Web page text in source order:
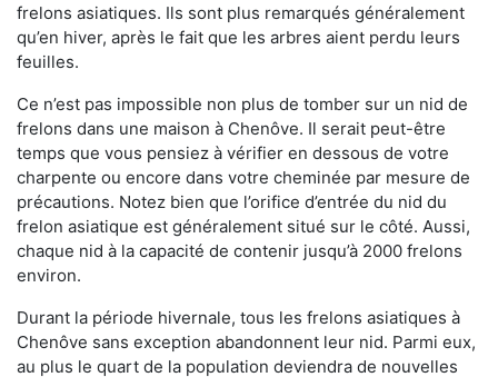
frelons asiatiques. Ils sont plus remarqués généralement
qu’en hiver, après le fait que les arbres aient perdu leurs
feuilles.
Ce n’est pas impossible non plus de tomber sur un nid de
frelons dans une maison à Chenôve. Il serait peut-être
temps que vous pensiez à vérifier en dessous de votre
charpente ou encore dans votre cheminée par mesure de
précautions. Notez bien que l’orifice d’entrée du nid du
frelon asiatique est généralement situé sur le côté. Aussi,
chaque nid à la capacité de contenir jusqu’à 2000 frelons
environ.
Durant la période hivernale, tous les frelons asiatiques à
Chenôve sans exception abandonnent leur nid. Parmi eux,
au plus le quart de la population deviendra de nouvelles